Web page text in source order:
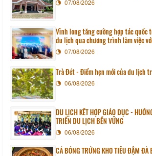
07/08/2026
Vĩnh long tăng cường hợp tác quốc
du lịch qua chương trình làm việc
Sunchang (Hàn quốc)
07/08/2026
Trà Đét - Điểm hẹn mới của du lịch
06/08/2026
DU LỊCH KẾT HỢP GIÁO DỤC -
TRIỂN DU LỊCH BỀN VỮNG
06/08/2026
CÁ BÓNG TRỨNG KHO TIÊU ĐẬM ĐÀ